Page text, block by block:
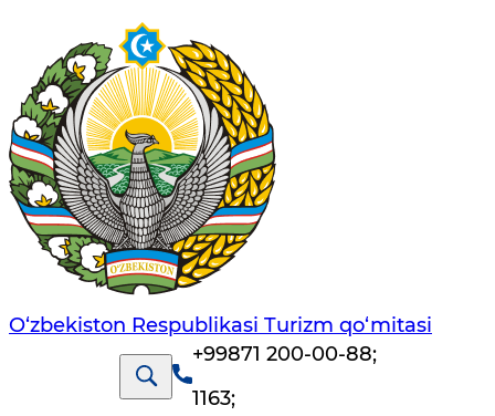
O‘zbekiston Respublikasi Turizm qo‘mitasi
+99871 200-00-88;
1163;